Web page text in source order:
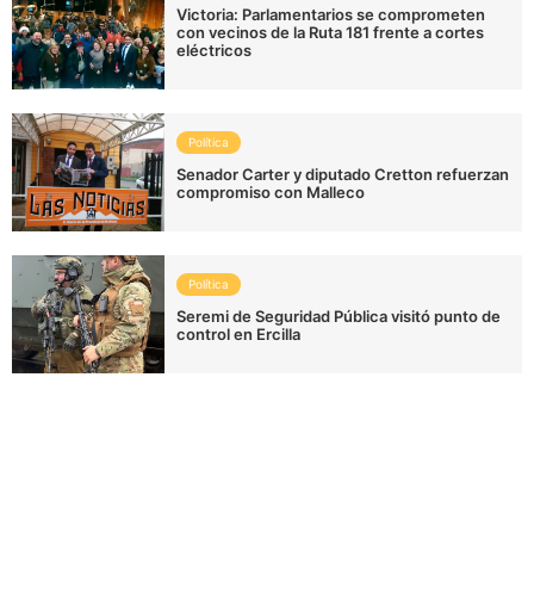
Victoria: Parlamentarios se comprometen
con vecinos de la Ruta 181 frente a cortes
eléctricos
Política
Senador Carter y diputado Cretton refuerzan
compromiso con Malleco
Política
Seremi de Seguridad Pública visitó punto de
control en Ercilla